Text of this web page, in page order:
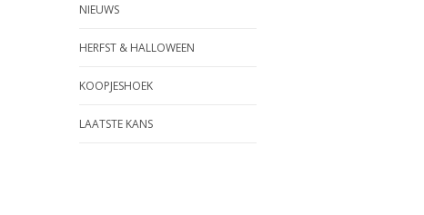
NIEUWS
HERFST & HALLOWEEN
KOOPJESHOEK
LAATSTE KANS